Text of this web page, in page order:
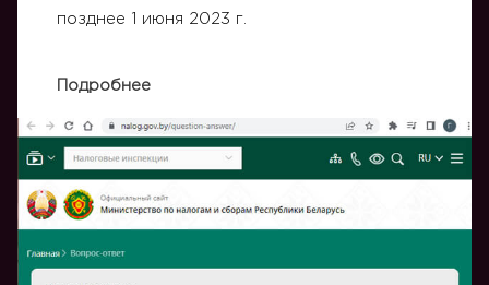
позднее 1 июня 2023 г.
Подробнее